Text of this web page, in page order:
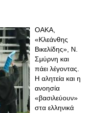
ΟΑΚΑ,
«Κλεάνθης
Βικελίδης», Ν.
Σμύρνη και
πάει λέγοντας.
Η αλητεία και η
ανοησία
«βασιλεύουν»
στα ελληνικά